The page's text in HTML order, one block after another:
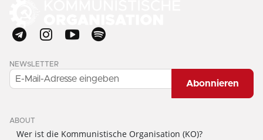
NEWSLETTER
Abonnieren
ABOUT
Wer ist die Kommunistische Organisation (KO)?